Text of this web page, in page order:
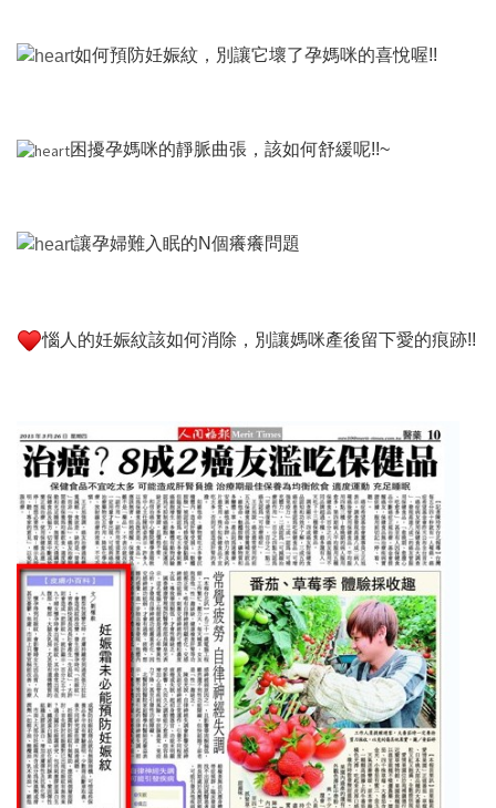
如何預防妊娠紋，別讓它壞了孕媽咪的喜悅喔!!
困擾孕媽咪的靜脈曲張，該如何舒緩呢!!~
讓孕婦難入眠的N個癢癢問題
惱人的妊娠紋該如何消除，別讓媽咪產後留下愛的痕跡!!